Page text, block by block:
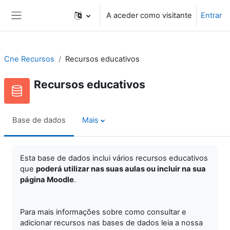
A aceder como visitante Entrar
Cne Recursos Recursos educativos
Recursos educativos
Base de dados Mais
Esta base de dados inclui vários recursos educativos
que poderá utilizar nas suas aulas ou incluir na sua
página Moodle.
Para mais informações sobre como consultar e
adicionar recursos nas bases de dados leia a nossa